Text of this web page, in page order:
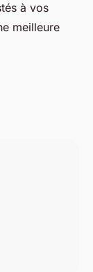
à vos
meilleure